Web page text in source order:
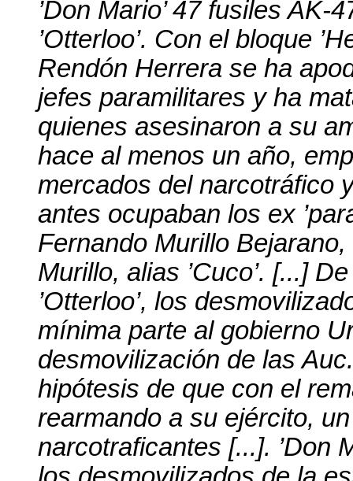
’Don Mario’ 47 fusiles
’Otterloo’. Con el bloque
Rendón Herrera se ha
jefes paramilitares y ha
quienes asesinaron a su
hace al menos un año,
mercados del narcotráfico
antes ocupaban los ex
Fernando Murillo Bejarano,
Murillo, alias ’Cuco’. [...]
’Otterloo’, los
mínima parte al gobierno
desmovilización de las
hipótesis de que con el
rearmando a su ejército,
narcotraficantes [...]. ’Don